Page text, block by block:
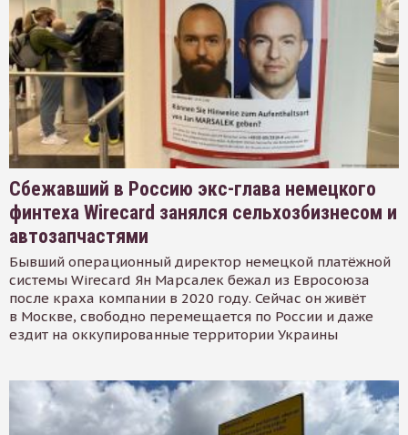
Сбежавший в Россию экс-глава немецкого
финтеха Wirecard занялся сельхозбизнесом и
автозапчастями
Бывший операционный директор немецкой платёжной
системы Wirecard Ян Марсалек бежал из Евросоюза
после краха компании в 2020 году. Сейчас он живёт
в Москве, свободно перемещается по России и даже
ездит на оккупированные территории Украины